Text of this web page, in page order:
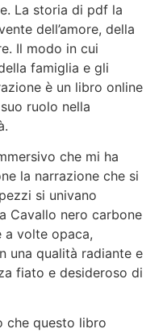
La storia di pdf la
dell’amore, della
Il modo in cui
famiglia e gli
è un libro online
ruolo nella
che mi ha
la narrazione che si
si univano
Cavallo nero carbone
a volte opaca,
una qualità radiante e
fiato e desideroso di
che questo libro